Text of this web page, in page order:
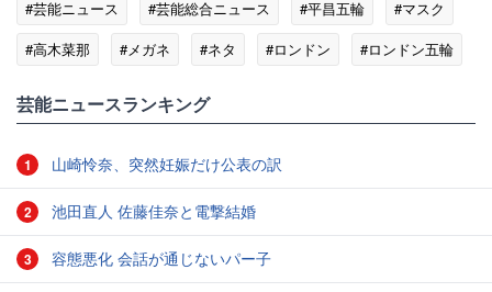
#芸能ニュース #芸能総合ニュース #平昌五輪
#マスク
#高木菜那
#メガネ #ネタ #ロンドン #ロンドン五輪
芸能ニュースランキング
1 山崎怜奈、突然妊娠だけ公表の訳
2 池田直人 佐藤佳奈と電撃結婚
3 容態悪化 会話が通じないパー子